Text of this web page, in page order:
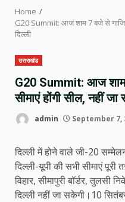
Home
G20 Summit: आज शाम 7 बजे से
दिल्ली
उत्तराखंड
G20 Summit: आज शाम
सीमाएं होंगी सील, नहीं
admin September 7,
दिल्ली में होने वाले जी-20
दिल्ली-यूपी की सभी सीमाएं
विहार, सीमापुरी बॉर्डर, तुलसी
दिल्ली नहीं जा सकेगी।10